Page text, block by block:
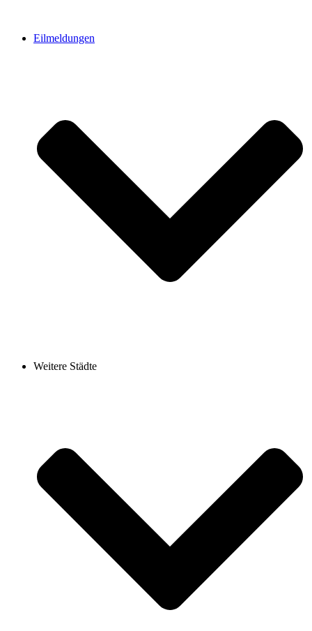
Eilmeldungen
Weitere Städte